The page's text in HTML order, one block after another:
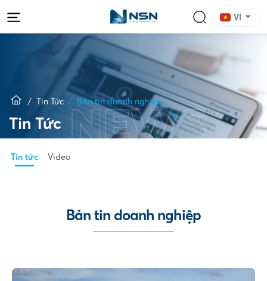
VI
Tin Tức Bản tin doanh nghiệp
Tin Tức NEWS
Tin tức Video
Bản tin doanh nghiệp